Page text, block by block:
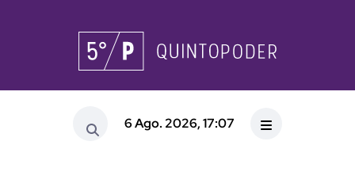
6 Ago. 2026, 17:07